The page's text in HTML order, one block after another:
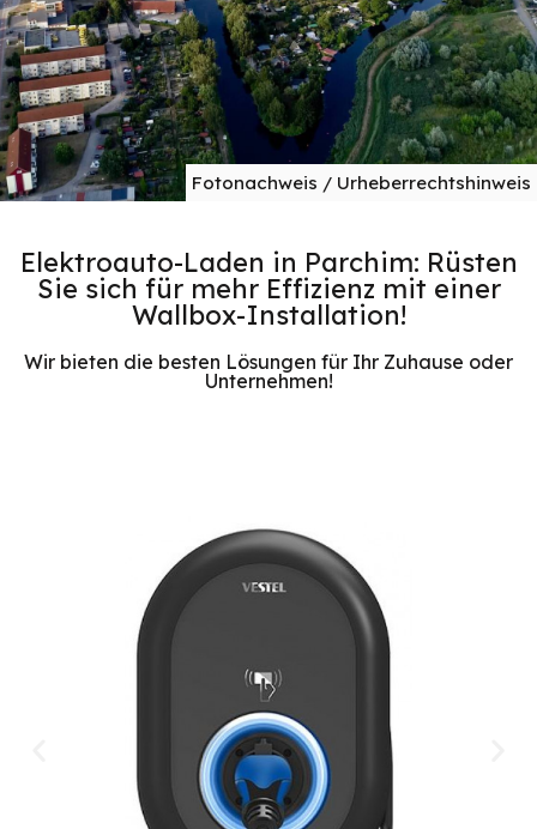
Fotonachweis / Urheberrechtshinweis
Elektroauto-Laden in Parchim: Rüsten
Sie sich für mehr Effizienz mit einer
Wallbox-Installation!
Wir bieten die besten Lösungen für Ihr Zuhause oder
Unternehmen!